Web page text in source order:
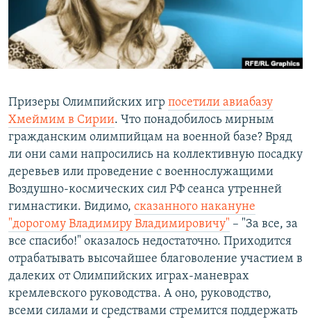
РАСПИСАНИЕ ВЕЩАНИЯ
ПОДПИШИТЕСЬ НА РАССЫЛКУ
Все сайты РСЕ/РС
Призеры Олимпийских игр посетили авиабазу
Хмеймим в Сирии. Что понадобилось мирным
гражданским олимпийцам на военной базе? Вряд
ли они сами напросились на коллективную посадку
деревьев или проведение с военнослужащими
Воздушно-космических сил РФ сеанса утренней
гимнастики. Видимо, сказанного накануне
"дорогому Владимиру Владимировичу" – "За все, за
все спасибо!" оказалось недостаточно. Приходится
отрабатывать высочайшее благоволение участием в
далеких от Олимпийских играх-маневрах
кремлевского руководства. А оно, руководство,
всеми силами и средствами стремится поддержать